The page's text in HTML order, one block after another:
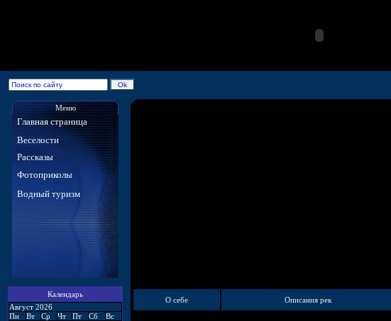
Меню
Главная страница
Веселости
Рассказы
Фотоприколы
Водный туризм
Календарь
Август 2026
Пн
Вт Ср Чт Пт Сб
Вс
О себе Описания рек